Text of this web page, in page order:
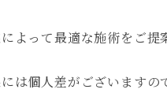
よって最適な施術をご
は個人差がございますの